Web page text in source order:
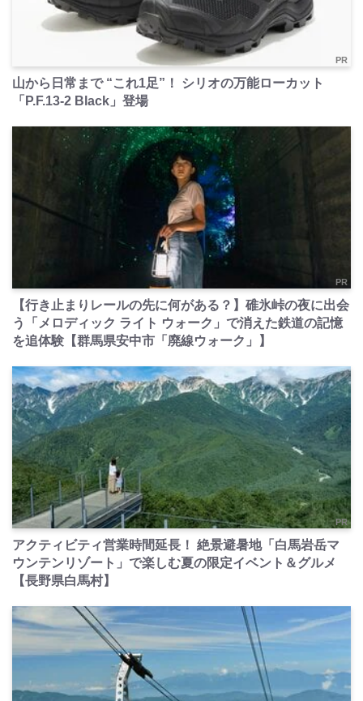
PR
山から日常まで “これ1足”！ シリオの万能ローカット
「P.F.13-2 Black」登場
PR
【行き止まりレールの先に何がある？】碓氷峠の夜に出会
う「メロディック ライト ウォーク」で消えた鉄道の記憶
を追体験【群馬県安中市「廃線ウォーク」】
PR
アクティビティ営業時間延長！ 絶景避暑地「白馬岩岳マ
ウンテンリゾート」で楽しむ夏の限定イベント＆グルメ
【長野県白馬村】